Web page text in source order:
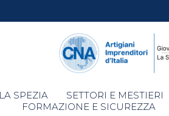
Skip
to
SPEZIA SETTORI E MESTIERI
FORMAZIONE E SICUREZZA